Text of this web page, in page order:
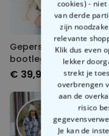
Gepersonaliseerde
bootleg huisdier trui
€ 39,99
cookies) -
van derde
zijn
relevante
Klik dus even
lekker
strekt je
overbrengen
aan de
risico
Je kan de